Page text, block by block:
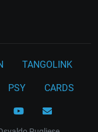
TANGOLINK
PSY CARDS